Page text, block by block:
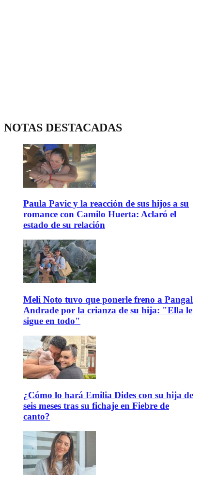
NOTAS DESTACADAS
Paula Pavic y la reacción de sus hijos a su
romance con Camilo Huerta: Aclaró el
estado de su relación
Meli Noto tuvo que ponerle freno a Pangal
Andrade por la crianza de su hija: "Ella le
sigue en todo"
¿Cómo lo hará Emilia Dides con su hija de
seis meses tras su fichaje en Fiebre de
canto?